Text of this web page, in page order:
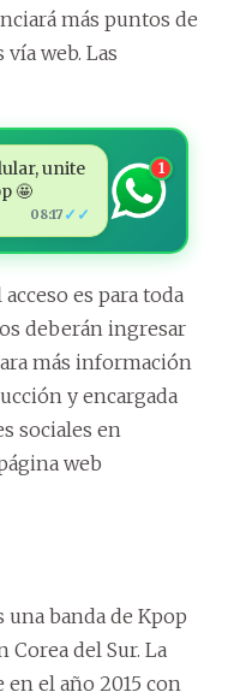
más puntos de
web. Las
unite
🤩
08:17 ✓✓
1
es para toda
deberán ingresar
más información
y encargada
sociales en
web
una banda de Kpop
Corea del Sur. La
el año 2015 con